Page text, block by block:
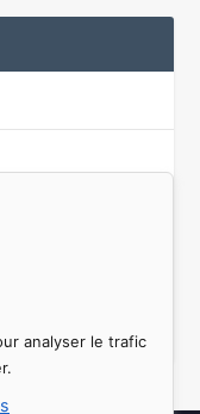
analyser le trafic